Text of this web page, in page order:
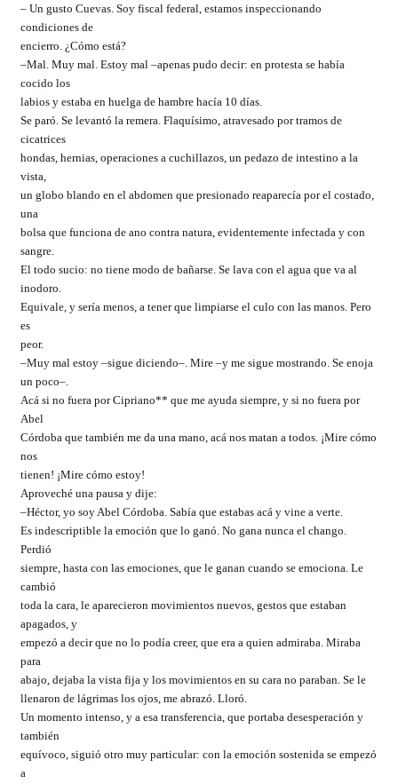
– Un gusto Cuevas. Soy fiscal federal, estamos inspeccionando
condiciones de
encierro. ¿Cómo está?
–Mal. Muy mal. Estoy mal –apenas pudo decir: en protesta se había
cocido los
labios y estaba en huelga de hambre hacía 10 días.
Se paró. Se levantó la remera. Flaquísimo, atravesado por tramos de
cicatrices
hondas, hernias, operaciones a cuchillazos, un pedazo de intestino a la
vista,
un globo blando en el abdomen que presionado reaparecía por el costado,
una
bolsa que funciona de ano contra natura, evidentemente infectada y con
sangre.
El todo sucio: no tiene modo de bañarse. Se lava con el agua que va al
inodoro.
Equivale, y sería menos, a tener que limpiarse el culo con las manos. Pero
es
peor.
–Muy mal estoy –sigue diciendo–. Mire –y me sigue mostrando. Se enoja
un poco–.
Acá si no fuera por Cipriano** que me ayuda siempre, y si no fuera por
Abel
Córdoba que también me da una mano, acá nos matan a todos. ¡Mire cómo
nos
tienen! ¡Mire cómo estoy!
Aproveché una pausa y dije:
–Héctor, yo soy Abel Córdoba. Sabía que estabas acá y vine a verte.
Es indescriptible la emoción que lo ganó. No gana nunca el chango.
Perdió
siempre, hasta con las emociones, que le ganan cuando se emociona. Le
cambió
toda la cara, le aparecieron movimientos nuevos, gestos que estaban
apagados, y
empezó a decir que no lo podía creer, que era a quien admiraba. Miraba
para
abajo, dejaba la vista fija y los movimientos en su cara no paraban. Se le
llenaron de lágrimas los ojos, me abrazó. Lloró.
Un momento intenso, y a esa transferencia, que portaba desesperación y
también
equívoco, siguió otro muy particular: con la emoción sostenida se empezó
a